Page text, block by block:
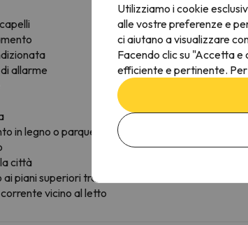
allarme
in legno o parquet
città
piani superiori tramite ascensore
vicino al letto
Utilizziamo i cookie
alle vostre preferenze e
ci aiutano a visualizzare
Facendo clic su "Accetta
efficiente e pertinente.